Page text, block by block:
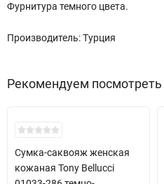
Фурнитура темного цвета.
Производитель: Турция
Рекомендуем посмотреть
Сумка-саквояж женская
кожаная Tony Bellucci